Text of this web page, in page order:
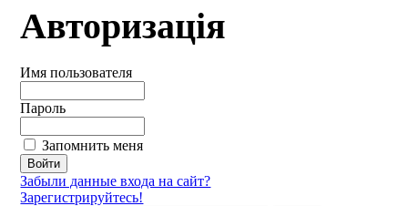
Авторизація
Имя пользователя
Пароль
Запомнить меня
Забыли данные входа на сайт?
Зарегистрируйтесь!